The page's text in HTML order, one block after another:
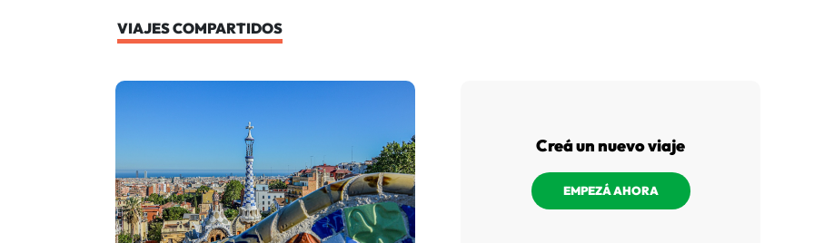
VIAJES COMPARTIDOS
Creá un nuevo viaje
EMPEZÁ AHORA